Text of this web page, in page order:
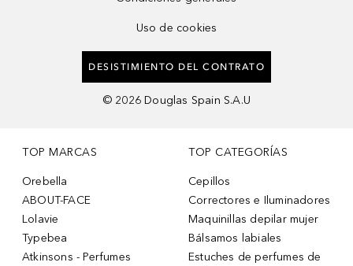
Uso de cookies
DESISTIMIENTO DEL CONTRATO
© 2026 Douglas Spain S.A.U
TOP MARCAS
Orebella
ABOUT-FACE
Lolavie
Typebea
Atkinsons - Perfumes
TOP CATEGORÍAS
Cepillos
Correctores e Iluminadores
Maquinillas depilar mujer
Bálsamos labiales
Estuches de perfumes de